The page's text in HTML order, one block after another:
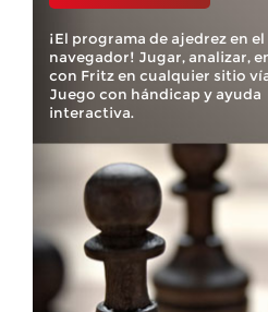
¡El programa de ajedrez en el
navegador! Jugar, analizar,
con Fritz en cualquier sitio
Juego con hándicap y ayuda
interactiva.